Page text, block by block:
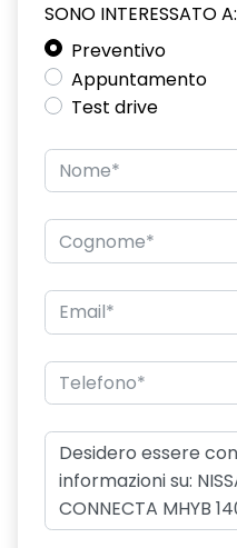
SONO INTERESSATO A:
Preventivo
Appuntamento
Test drive